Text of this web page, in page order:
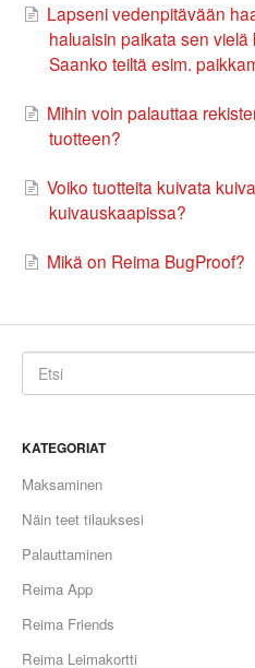
Lapseni vedenpitävään
haluaisin paikata sen
Saanko teiltä esim.
Mihin voin palauttaa
tuotteen?
Voiko tuotteita kuivata
kuivauskaapissa?
Mikä on Reima BugProof?
KATEGORIAT
Maksaminen
Näin teet tilauksesi
Palauttaminen
Reima App
Reima Friends
Reima Leimakortti